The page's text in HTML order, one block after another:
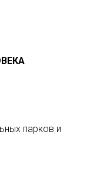
парков и